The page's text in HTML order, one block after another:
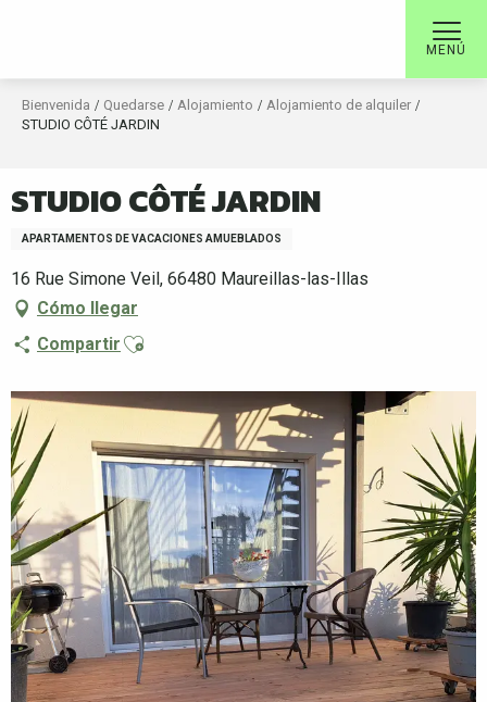
MENÚ
Bienvenida Quedarse Alojamiento
Alojamiento de alquiler
STUDIO CÔTÉ JARDIN
STUDIO CÔTÉ JARDIN
APARTAMENTOS DE VACACIONES AMUEBLADOS
16 Rue Simone Veil, 66480 Maureillas-las-Illas
Cómo llegar
Compartir Ajouter aux favoris